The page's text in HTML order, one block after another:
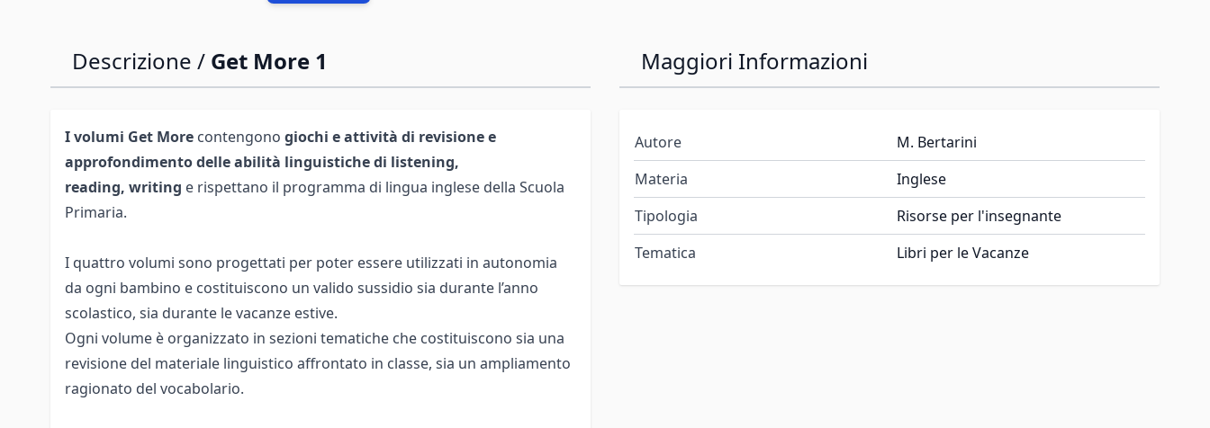
Descrizione / Get More 1
I volumi Get More contengono giochi e attività di revisione e
approfondimento delle abilità linguistiche di listening,
reading, writing e rispettano il programma di lingua inglese della Scuola
Primaria.
I quattro volumi sono progettati per poter essere utilizzati in autonomia
da ogni bambino e costituiscono un valido sussidio sia durante l’anno
scolastico, sia durante le vacanze estive.
Ogni volume è organizzato in sezioni tematiche che costituiscono sia una
revisione del materiale linguistico affrontato in classe, sia un ampliamento
ragionato del vocabolario.
Maggiori Informazioni
Autore
M. Bertarini
Materia
Inglese
Tipologia
Risorse per l'insegnante
Tematica
Libri per le Vacanze